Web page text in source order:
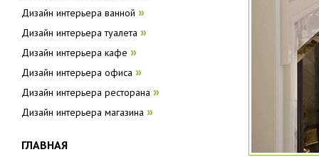
Дизайн интерьера ванной »
Дизайн интерьера туалета »
Дизайн интерьера кафе »
Дизайн интерьера офиса »
Дизайн интерьера ресторана »
Дизайн интерьера магазина »
ГЛАВНАЯ